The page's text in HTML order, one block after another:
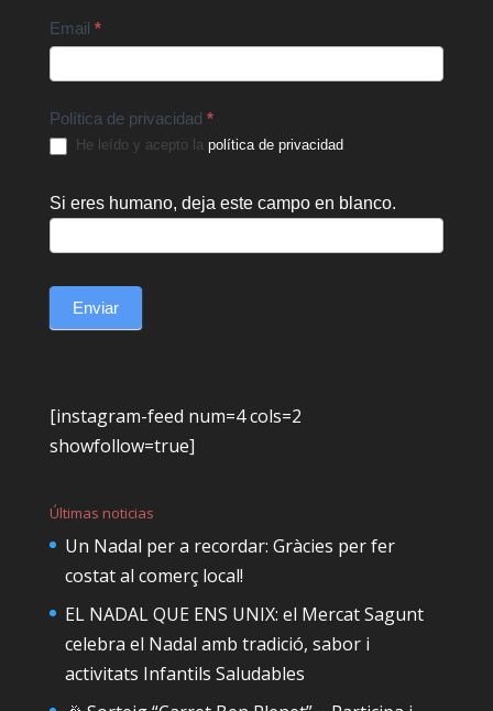
Email *
Política de privacidad *
He leído y acepto la política de privacidad.
Si eres humano, deja este campo en blanco.
Enviar
[instagram-feed num=4 cols=2
showfollow=true]
Últimas noticias
Un Nadal per a recordar: Gràcies per fer
costat al comerç local!
EL NADAL QUE ENS UNIX: el Mercat Sagunt
celebra el Nadal amb tradició, sabor i
activitats Infantils Saludables